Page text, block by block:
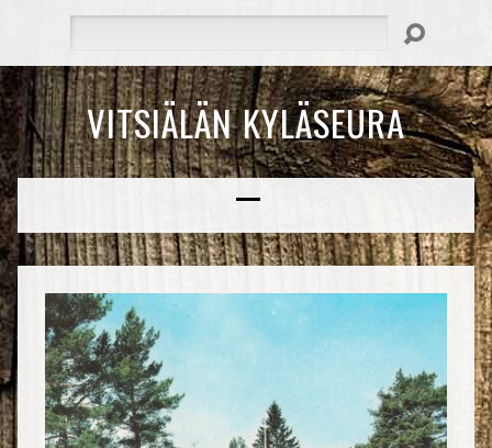
VITSIÄLÄN KYLÄSEURA